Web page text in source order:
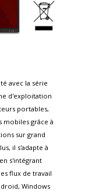
avec la série
d'exploitation
portables,
mobiles grâce à
sur grand
il s'adapte à
s'intégrant
flux de travail
Windows